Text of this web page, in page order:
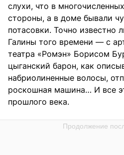
слухи, что в
стороны, а в доме бывали
потасовки. Точно
Галины того времени — с
театра «Ромэн» Борисом
цыганский барон, как
набриолиненные волосы,
роскошная машина… И все
прошлого века.